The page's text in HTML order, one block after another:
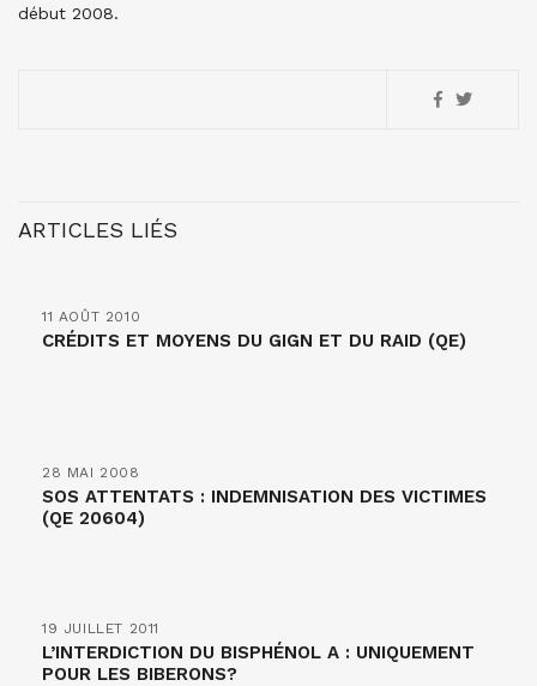
début 2008.
ARTICLES LIÉS
11 AOÛT 2010
CRÉDITS ET MOYENS DU GIGN ET DU RAID (QE)
28 MAI 2008
SOS ATTENTATS : INDEMNISATION DES VICTIMES
(QE 20604)
19 JUILLET 2011
L’INTERDICTION DU BISPHÉNOL A : UNIQUEMENT
POUR LES BIBERONS?